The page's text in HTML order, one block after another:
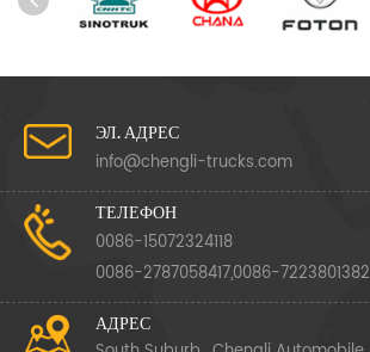
ЭЛ. АДРЕС
info@chengli-trucks.com
ТЕЛЕФОН
0086-15072324118
0086-2787058417,0086-7223801382
АДРЕС